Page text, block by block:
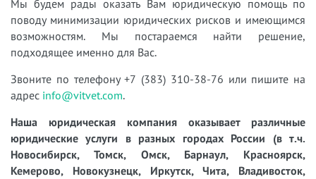
Мы будем рады оказать Вам юридическую помощь по
поводу минимизации юридических рисков и имеющимся
возможностям. Мы постараемся найти решение,
подходящее именно для Вас.
Звоните по телефону +7 (383) 310-38-76 или пишите на
адрес info@vitvet.com.
Наша юридическая компания оказывает различные
юридические услуги в разных городах России (в т.ч.
Новосибирск, Томск, Омск, Барнаул, Красноярск,
Кемерово, Новокузнецк, Иркутск, Чита, Владивосток,